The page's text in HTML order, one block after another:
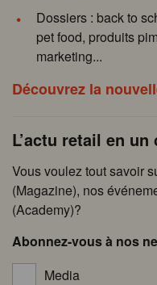
Dossiers : back to
pet food, produits
marketing...
Découvrez la
L’actu retail en
Vous voulez tout savoir
(Magazine), nos
(Academy)?
Abonnez-vous à nos
Media